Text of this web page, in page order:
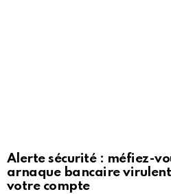
Alerte sécurité : méfiez-
arnaque bancaire
votre compte